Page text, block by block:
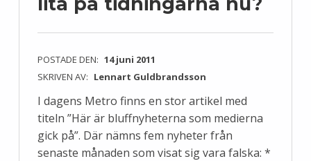
POSTADE DEN: 14 juni 2011
SKRIVEN AV: Lennart Guldbrandsson
I dagens Metro finns en stor artikel med
titeln ”Här är bluffnyheterna som medierna
gick på”. Där nämns fem nyheter från
senaste månaden som visat sig vara falska: *